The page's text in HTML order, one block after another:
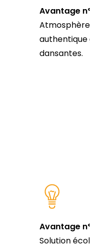
Avantage
dansantes.
Avantage
Solution